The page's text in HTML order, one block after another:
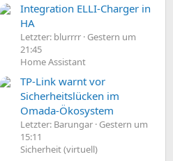
Integration ELLI-Charger in
HA
Letzter: blurrrr Gestern um
21:45
Home Assistant
TP-Link warnt vor
Sicherheitslücken im
Omada-Ökosystem
Letzter: Barungar Gestern um
15:11
Sicherheit (virtuell)